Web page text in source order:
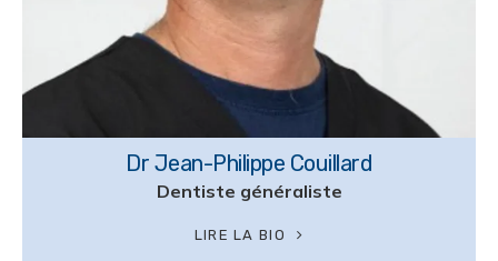
Dr Jean-Philippe Couillard
Dentiste généraliste
LIRE LA BIO